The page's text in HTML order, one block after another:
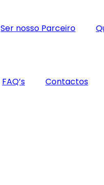
Ser nosso Parceiro
FAQ’s Contactos